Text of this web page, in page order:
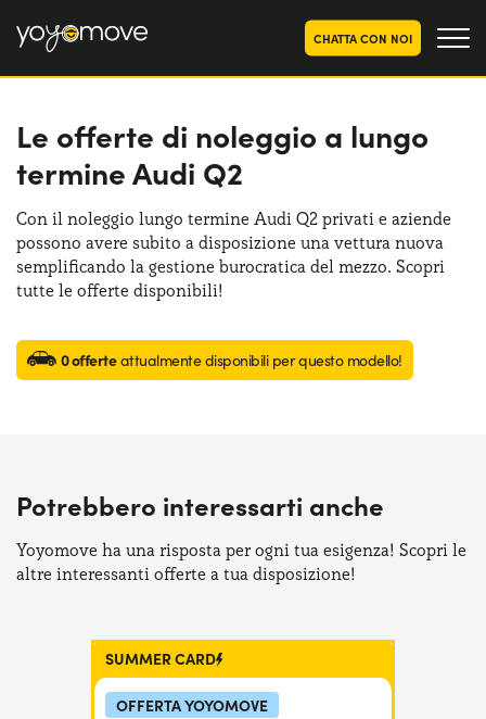
CHATTA CON NOI
OFFERTE NOLEGGIO
LUNGO TERMINE
Privati
Aziende e P.IVA
OFFERTE NOLEGGIO
CHI SIAMO
La nostra storia
COME FUNZIONA
PERCHÉ CONVIENE
Serve assistenza? 800595799
Le offerte di noleggio a lungo
termine Audi Q2
Con il noleggio lungo termine Audi Q2 privati e aziende
possono avere subito a disposizione una vettura nuova
semplificando la gestione burocratica del mezzo. Scopri
tutte le offerte disponibili!
0 offerteattualmente disponibili per questo modello!
Potrebbero interessarti anche
Yoyomove ha una risposta per ogni tua esigenza! Scopri le
altre interessanti offerte a tua disposizione!
SUMMER CARD
OFFERTA YOYOMOVE